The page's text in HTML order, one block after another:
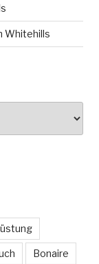
Whitehills
Bonaire